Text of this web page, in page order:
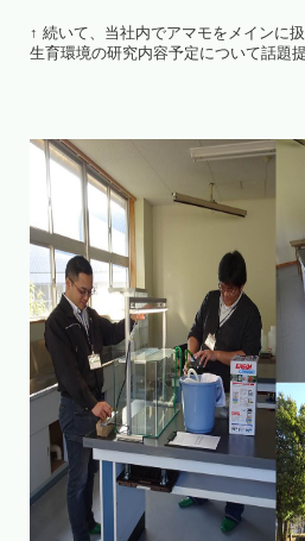
↑ 続いて、当社内でアマモをメインに
生育環境の研究内容予定について話題